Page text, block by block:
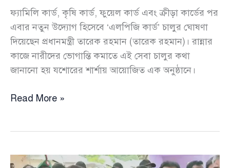
ফ্যামিলি কার্ড, কৃষি কার্ড, ফুয়েল কার্ড এবং ক্রীড়া কার্ডের পর
এবার নতুন উদ্যোগ হিসেবে ‘এলপিজি কার্ড’ চালুর ঘোষণা
দিয়েছেন প্রধানমন্ত্রী তারেক রহমান (তারেক রহমান)। রান্নার
কাজে নারীদের ভোগান্তি কমাতে এই সেবা চালুর কথা
জানানো হয় যশোরের শার্শায় আয়োজিত এক অনুষ্ঠানে।
এবার
ঘোষণা
Read More »